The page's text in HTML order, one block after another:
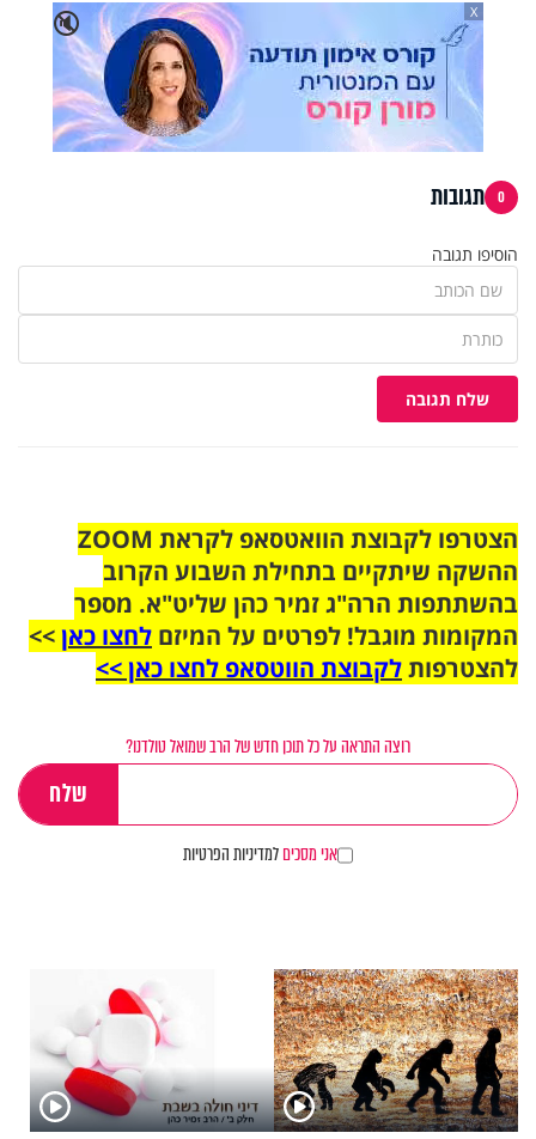
🔇
X
0 תגובות
הוסיפו תגובה
שלח תגובה
הצטרפו לקבוצת הוואטסאפ לקראת ZOOM
ההשקה שיתקיים בתחילת השבוע הקרוב
בהשתתפות הרה"ג זמיר כהן שליט"א. מספר
המקומות מוגבל! לפרטים על המיזם לחצו כאן>>
להצטרפותלקבוצת הווטסאפ לחצו כאן >>
רוצה התראה על כל תוכן חדש של הרב שמואל טולדנו?
אני מסכיםלמדיניות הפרטיות